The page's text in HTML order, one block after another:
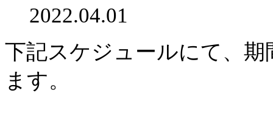
2022.04.01
下記スケジュールにて、
ます。